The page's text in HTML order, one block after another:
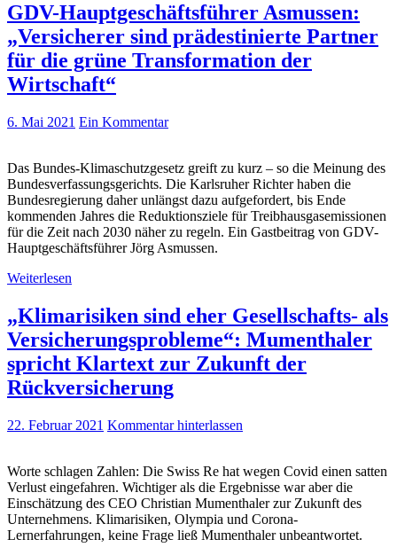
GDV-Hauptgeschäftsführer Asmussen:
„Versicherer sind prädestinierte Partner
für die grüne Transformation der
Wirtschaft“
6. Mai 2021 Ein Kommentar
Das Bundes-Klimaschutzgesetz greift zu kurz – so die Meinung des
Bundesverfassungsgerichts. Die Karlsruher Richter haben die
Bundesregierung daher unlängst dazu aufgefordert, bis Ende
kommenden Jahres die Reduktionsziele für Treibhausgasemissionen
für die Zeit nach 2030 näher zu regeln. Ein Gastbeitrag von GDV-
Hauptgeschäftsführer Jörg Asmussen.
Weiterlesen
„Klimarisiken sind eher Gesellschafts- als
Versicherungsprobleme“: Mumenthaler
spricht Klartext zur Zukunft der
Rückversicherung
22. Februar 2021 Kommentar hinterlassen
Worte schlagen Zahlen: Die Swiss Re hat wegen Covid einen satten
Verlust eingefahren. Wichtiger als die Ergebnisse war aber die
Einschätzung des CEO Christian Mumenthaler zur Zukunft des
Unternehmens. Klimarisiken, Olympia und Corona-
Lernerfahrungen, keine Frage ließ Mumenthaler unbeantwortet.